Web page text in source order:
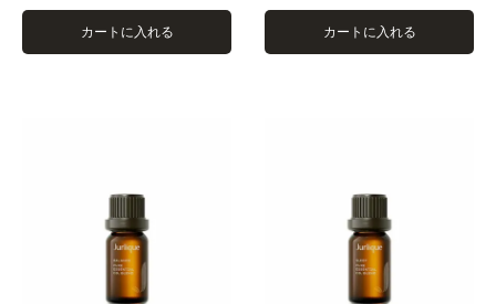
カートに入れる カートに入れる